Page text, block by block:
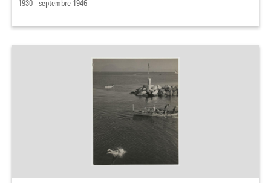
1930 - septembre 1946